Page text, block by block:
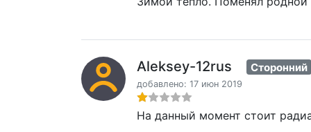
Aleksey-12rus Сторонний
добавлено: 17 июн 2019
На данный момент стоит